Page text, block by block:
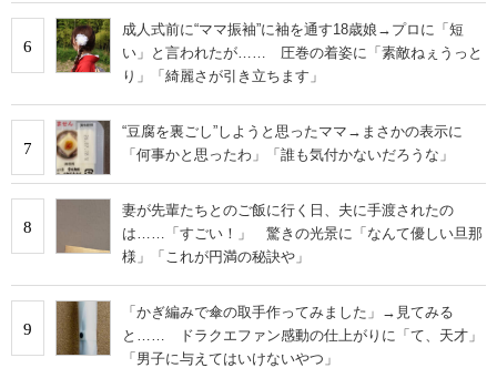
6
成人式前に“ママ振袖”に袖を通す18歳娘→プロに「短
い」と言われたが…… 圧巻の着姿に「素敵ねぇうっと
り」「綺麗さが引き立ちます」
7
“豆腐を裏ごし”しようと思ったママ→まさかの表示に
「何事かと思ったわ」「誰も気付かないだろうな」
8
妻が先輩たちとのご飯に行く日、夫に手渡されたの
は……「すごい！」 驚きの光景に「なんて優しい旦那
様」「これが円満の秘訣や」
9
「かぎ編みで傘の取手作ってみました」→見てみる
と…… ドラクエファン感動の仕上がりに「て、天才」
「男子に与えてはいけないやつ」